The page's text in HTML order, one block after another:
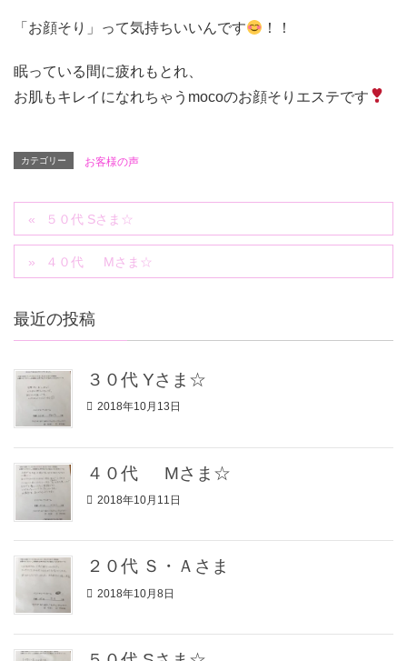
「お顔そり」って気持ちいいんです ！！
眠っている間に疲れもとれ、
お肌もキレイになれちゃうmocoのお顔そりエステです
カテゴリー お客様の声
５０代 Sさま☆
４０代 Mさま☆
最近の投稿
３０代 Yさま☆
2018年10月13日
４０代 Mさま☆
2018年10月11日
２０代 Ｓ・Ａさま
2018年10月8日